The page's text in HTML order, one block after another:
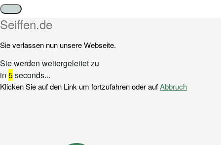
Schließen
Seiffen.de
Sie verlassen nun unsere Webseite.
Sie werden weitergeleitet zu
in 5seconds...
Klicken Sie auf den Link um fortzufahren oder aufAbbruch